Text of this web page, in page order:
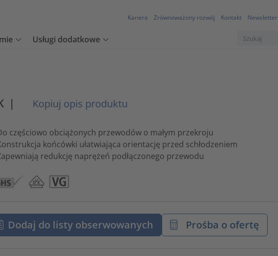
Kariera Zrównoważony rozwój Kontakt Newsletter
Usługi dodatkowe
| Kopiuj opis produktu
częściowo obciążonych przewodów o małym przekroju
końcówki ułatwiająca orientację przed schłodzeniem
redukcję naprężeń podłączonego przewodu
Dodaj do listy obserwowanych Prośba o ofertę